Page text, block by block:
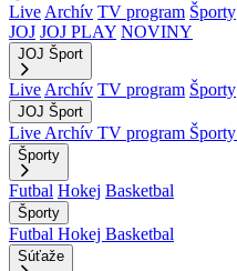
Live Archív TV program Športy
JOJ JOJ PLAY NOVINY
JOJ Šport
Live Archív TV program Športy
JOJ Šport
Live Archív TV program Športy
Športy
Futbal Hokej Basketbal
Športy
Futbal Hokej Basketbal
Súťaže